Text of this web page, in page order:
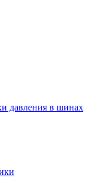
давления в шинах